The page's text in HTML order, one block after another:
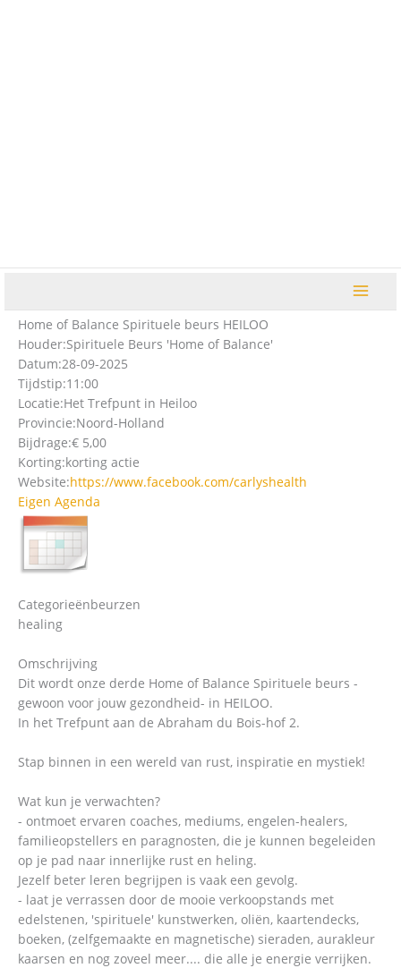
Home of Balance Spirituele beurs HEILOO
Houder:Spirituele Beurs 'Home of Balance'
Datum:28-09-2025
Tijdstip:11:00
Locatie:Het Trefpunt in Heiloo
Provincie:Noord-Holland
Bijdrage:€ 5,00
Korting:korting actie
Website:https://www.facebook.com/carlyshealth
Eigen Agenda
Categorieënbeurzen
healing
Omschrijving
Dit wordt onze derde Home of Balance Spirituele beurs -
gewoon voor jouw gezondheid- in HEILOO.
In het Trefpunt aan de Abraham du Bois-hof 2.
Stap binnen in een wereld van rust, inspiratie en mystiek!
Wat kun je verwachten?
- ontmoet ervaren coaches, mediums, engelen-healers,
familieopstellers en paragnosten, die je kunnen begeleiden
op je pad naar innerlijke rust en heling.
Jezelf beter leren begrijpen is vaak een gevolg.
- laat je verrassen door de mooie verkoopstands met
edelstenen, 'spirituele' kunstwerken, oliën, kaartendecks,
boeken, (zelfgemaakte en magnetische) sieraden, aurakleur
kaarsen en nog zoveel meer.... die alle je energie verrijken.